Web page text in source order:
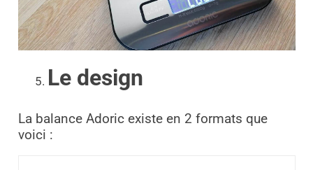
Le design
La balance Adoric existe en 2 formats que
voici :